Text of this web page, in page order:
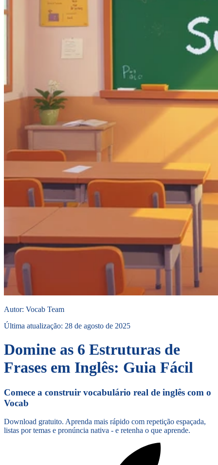
Autor: Vocab Team
Última atualização: 28 de agosto de 2025
Domine as 6 Estruturas de
Frases em Inglês: Guia Fácil
Comece a construir vocabulário real de inglês com o
Vocab
Download gratuito. Aprenda mais rápido com repetição espaçada,
listas por temas e pronúncia nativa - e retenha o que aprende.